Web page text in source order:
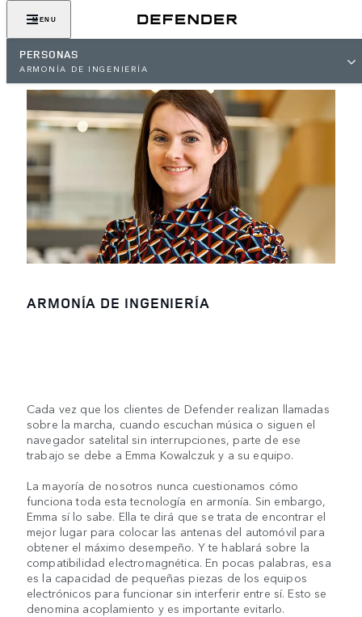
MENU
PERSONAS
ARMONÍA DE INGENIERÍA
ARMONÍA DE INGENIERÍA
Cada vez que los clientes de Defender realizan llamadas
sobre la marcha, cuando escuchan música o siguen el
navegador satelital sin interrupciones, parte de ese
trabajo se debe a Emma Kowalczuk y a su equipo.
La mayoría de nosotros nunca cuestionamos cómo
funciona toda esta tecnología en armonía. Sin embargo,
Emma sí lo sabe. Ella te dirá que se trata de encontrar el
mejor lugar para colocar las antenas del automóvil para
obtener el máximo desempeño. Y te hablará sobre la
compatibilidad electromagnética. En pocas palabras, esa
es la capacidad de pequeñas piezas de los equipos
electrónicos para funcionar sin interferir entre sí. Esto se
denomina acoplamiento y es importante evitarlo.